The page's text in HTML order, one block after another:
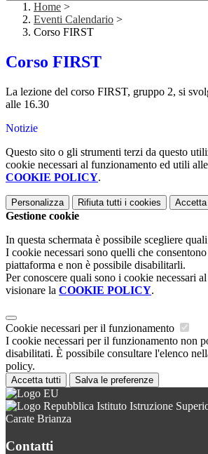
Home >
Eventi Calendario >
Corso FIRST
Corso FIRST
La lezione del corso FIRST, gruppo 2, si
alle 16.30
Notizie
Questo sito o gli strumenti terzi da questo
cookie necessari al funzionamento ed utili
COOKIE POLICY.
Personalizza Rifiuta tutti i cookies
Gestione cookie
In questa schermata è possibile scegliere
I cookie necessari sono quelli che
piattaforma e non è possibile disabilitarli.
Per conoscere quali sono i cookie necessari
visionare la COOKIE POLICY.
Cookie necessari per il funzionamento
I cookie necessari per il funzionamento non
disabilitati. È possibile consultare l'elenco
policy.
Accetta tutti Salva le preferenze
Istituto Istruzione
Carate Brianza
Contatti